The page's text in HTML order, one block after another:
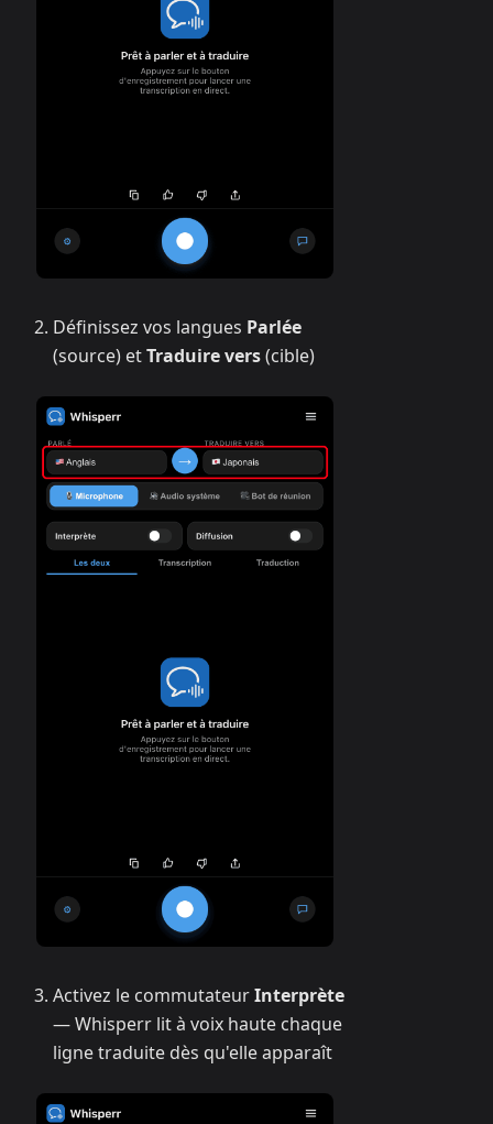
Définissez vos langues Parlée
(source) etTraduire vers(cible)
Activez le commutateurInterprète
— Whisperr lit à voix haute chaque
ligne traduite dès qu'elle apparaît